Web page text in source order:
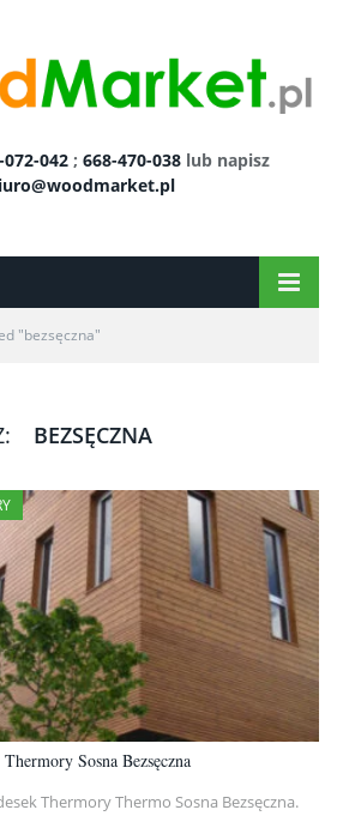
072-042 ; 668-470-038 lub napisz
"bezsęczna"
BEZSĘCZNA
Sosna Bezsęczna
Thermory Thermo Sosna Bezsęczna.